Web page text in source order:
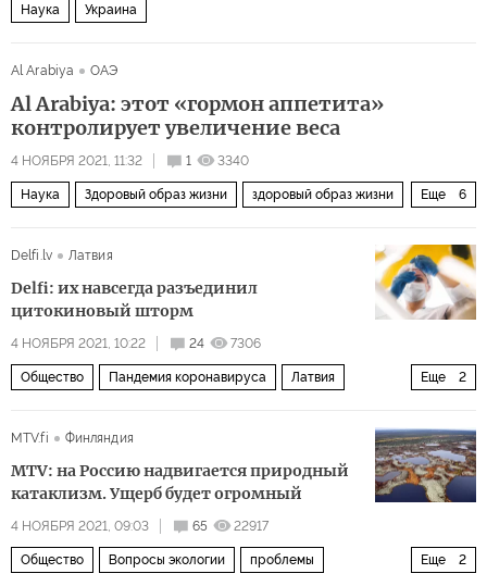
Наука Украина
Al Arabiya ОАЭ
Al Arabiya: этот «гормон аппетита»
контролирует увеличение веса
4 НОЯБРЯ 2021, 11:32 1 3340
Еще 6
Наука Здоровый образ жизни здоровый образ жизни
Delfi.lv Латвия
Delfi: их навсегда разъединил
цитокиновый шторм
4 НОЯБРЯ 2021, 10:22 24 7306
Еще 2
Общество Пандемия коронавируса Латвия
MTV.fi
Финляндия
MTV: на Россию надвигается природный
катаклизм. Ущерб будет огромный
4 НОЯБРЯ 2021, 09:03 65 22917
Еще 2
Общество Вопросы экологии проблемы